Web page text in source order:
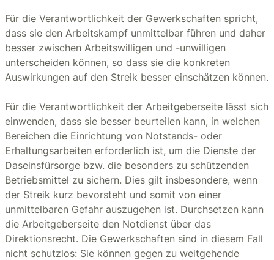
Für die Verantwortlichkeit der Gewerkschaften spricht,
dass sie den Arbeitskampf unmittelbar führen und daher
besser zwischen Arbeitswilligen und -unwilligen
unterscheiden können, so dass sie die konkreten
Auswirkungen auf den Streik besser einschätzen können.
Für die Verantwortlichkeit der Arbeitgeberseite lässt sich
einwenden, dass sie besser beurteilen kann, in welchen
Bereichen die Einrichtung von Notstands- oder
Erhaltungsarbeiten erforderlich ist, um die Dienste der
Daseinsfürsorge bzw. die besonders zu schützenden
Betriebsmittel zu sichern. Dies gilt insbesondere, wenn
der Streik kurz bevorsteht und somit von einer
unmittelbaren Gefahr auszugehen ist. Durchsetzen kann
die Arbeitgeberseite den Notdienst über das
Direktionsrecht. Die Gewerkschaften sind in diesem Fall
nicht schutzlos: Sie können gegen zu weitgehende